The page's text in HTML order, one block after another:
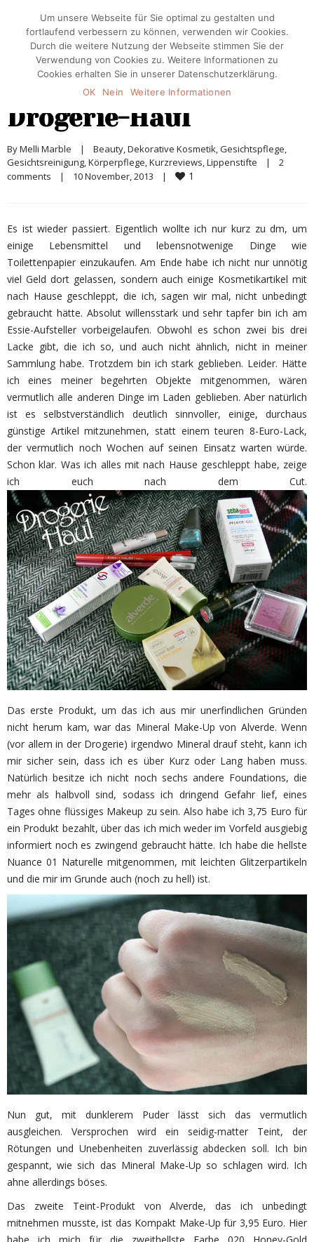
Drogerie-Haul
By Melli Marble | Beauty, Dekorative Kosmetik, Gesichtspflege
Gesichtsreinigung, Körperpflege, Kurzreviews, Lippenstifte |
2
comments
| 10 November, 2013 | 1
Es ist wieder passiert. Eigentlich wollte ich nur kurz zu dm, um
einige Lebensmittel und lebensnotwenige Dinge wie
Toilettenpapier einzukaufen. Am Ende habe ich nicht nur unnötig
viel Geld dort gelassen, sondern auch einige Kosmetikartikel mit
nach Hause geschleppt, die ich, sagen wir mal, nicht unbedingt
gebraucht hätte. Absolut willensstark und sehr tapfer bin ich am
Essie-Aufsteller vorbeigelaufen. Obwohl es schon zwei bis drei
Lacke gibt, die ich so, und auch nicht ähnlich, nicht in meiner
Sammlung habe. Trotzdem bin ich stark geblieben. Leider. Hätte
ich eines meiner begehrten Objekte mitgenommen, wären
vermutlich alle anderen Dinge im Laden geblieben. Aber natürlich
ist es selbstverständlich deutlich sinnvoller, einige, durchaus
günstige Artikel mitzunehmen, statt einem teuren 8-Euro-Lack,
der vermutlich noch Wochen auf seinen Einsatz warten würde.
Schon klar. Was ich alles mit nach Hause geschleppt habe, zeige
ich euch nach dem Cut.
Das erste Produkt, um das ich aus mir unerfindlichen Gründen
nicht herum kam, war das Mineral Make-Up von Alverde. Wenn
(vor allem in der Drogerie) irgendwo Mineral drauf steht, kann ich
mir sicher sein, dass ich es über Kurz oder Lang haben muss.
Natürlich besitze ich nicht noch sechs andere Foundations, die
mehr als halbvoll sind, sodass ich dringend Gefahr lief, eines
Tages ohne flüssiges Makeup zu sein. Also habe ich 3,75 Euro für
ein Produkt bezahlt, über das ich mich weder im Vorfeld ausgiebig
informiert noch es zwingend gebraucht hätte. Ich habe die hellste
Nuance 01 Naturelle mitgenommen, mit leichten Glitzerpartikeln
und die mir im Grunde auch (noch zu hell) ist.
Nun gut, mit dunklerem Puder lässt sich das vermutlich
ausgleichen. Versprochen wird ein seidig-matter Teint, der
Rötungen und Unebenheiten zuverlässig abdecken soll. Ich bin
gespannt, wie sich das Mineral Make-Up so schlagen wird. Ich
ahne allerdings böses.
Das zweite Teint-Produkt von Alverde, das ich unbedingt
mitnehmen musste, ist das Kompakt Make-Up für 3,95 Euro. Hier
Um unsere Webseite für Sie optimal zu gestalten und
fortlaufend verbessern zu können, verwenden wir Cookies.
Durch die weitere Nutzung der Webseite stimmen Sie der
Verwendung von Cookies zu. Weitere Informationen zu
Cookies erhalten Sie in unserer Datenschutzerklärung.
OK
Nein Weitere Informationen